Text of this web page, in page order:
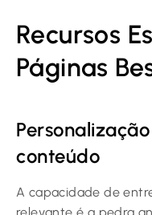
Recursos
Páginas
conteúdo
A capacidade de